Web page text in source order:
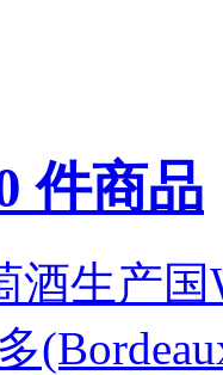
件商品
酒生产国